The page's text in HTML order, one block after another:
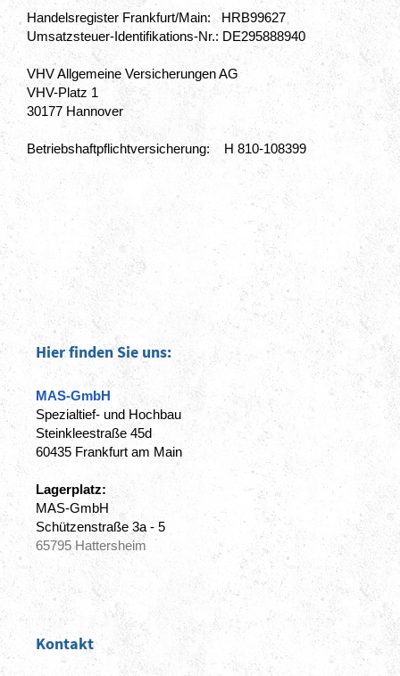
Handelsregister Frankfurt/Main: HRB99627
Umsatzsteuer-Identifikations-Nr.: DE295888940
VHV Allgemeine Versicherungen AG
VHV-Platz 1
30177 Hannover
Betriebshaftpflichtversicherung: H 810-108399
Hier finden Sie uns:
MAS-GmbH
Spezialtief- und Hochbau
Steinkleestraße 45d
60435 Frankfurt am Main
Lagerplatz:
MAS-GmbH
Schützenstraße 3a - 5
65795 Hattersheim
Kontakt